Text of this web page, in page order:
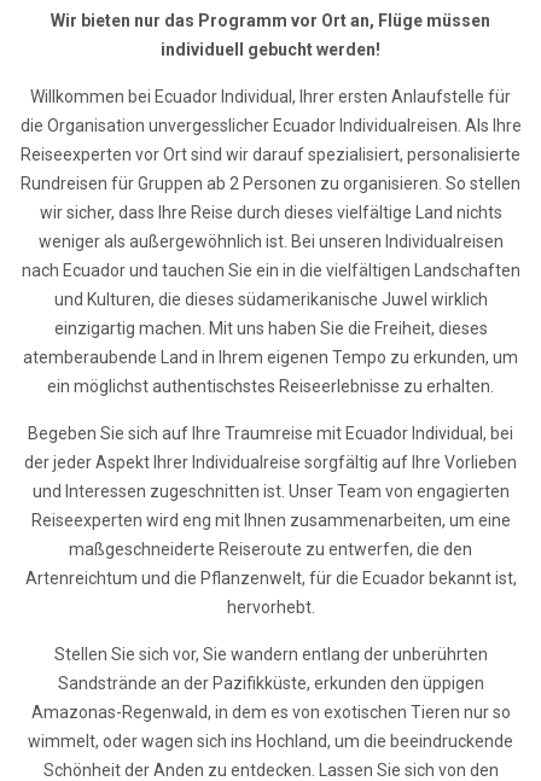
Wir bieten nur das Programm vor Ort an, Flüge müssen
individuell gebucht werden!
Willkommen bei Ecuador Individual, Ihrer ersten Anlaufstelle für
die Organisation unvergesslicher Ecuador Individualreisen. Als Ihre
Reiseexperten vor Ort sind wir darauf spezialisiert, personalisierte
Rundreisen für Gruppen ab 2 Personen zu organisieren. So stellen
wir sicher, dass Ihre Reise durch dieses vielfältige Land nichts
weniger als außergewöhnlich ist. Bei unseren Individualreisen
nach Ecuador und tauchen Sie ein in die vielfältigen Landschaften
und Kulturen, die dieses südamerikanische Juwel wirklich
einzigartig machen. Mit uns haben Sie die Freiheit, dieses
atemberaubende Land in Ihrem eigenen Tempo zu erkunden, um
ein möglichst authentischstes Reiseerlebnisse zu erhalten.
Begeben Sie sich auf Ihre Traumreise mit Ecuador Individual, bei
der jeder Aspekt Ihrer Individualreise sorgfältig auf Ihre Vorlieben
und Interessen zugeschnitten ist. Unser Team von engagierten
Reiseexperten wird eng mit Ihnen zusammenarbeiten, um eine
maßgeschneiderte Reiseroute zu entwerfen, die den
Artenreichtum und die Pflanzenwelt, für die Ecuador bekannt ist,
hervorhebt.
Stellen Sie sich vor, Sie wandern entlang der unberührten
Sandstrände an der Pazifikküste, erkunden den üppigen
Amazonas-Regenwald, in dem es von exotischen Tieren nur so
wimmelt, oder wagen sich ins Hochland, um die beeindruckende
Schönheit der Anden zu entdecken. Lassen Sie sich von den